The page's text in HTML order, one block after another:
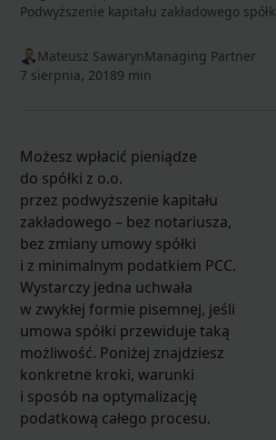
Podwyższenie kapitału zakładowego
Mateusz SawarynManaging Partner
7 sierpnia, 20189 min
Możesz wpłacić pieniądze
do spółki z o.o.
przez podwyższenie kapitału
zakładowego – bez notariusza,
bez zmiany umowy spółki
i z minimalnym podatkiem PCC.
Wystarczy jedna uchwała
w zwykłej formie pisemnej, jeśli
umowa spółki przewiduje taką
możliwość. Poniżej znajdziesz
konkretne kroki, warunki
i sposób na optymalizację
podatkową całego procesu.